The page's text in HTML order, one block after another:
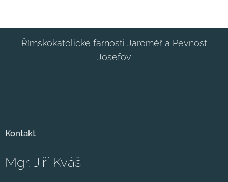
Římskokatolické farnosti Jaroměř a Pevnost
Josefov
Kontakt
Mgr. Jiří Kváš